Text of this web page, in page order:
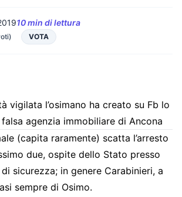
10 min di lettura
VOTA
vigilata l’osimano ha creato su Fb lo
falsa agenzia immobiliare di Ancona
(capita raramente) scatta l’arresto
due, ospite dello Stato presso
sicurezza; in genere Carabinieri, a
sempre di Osimo.